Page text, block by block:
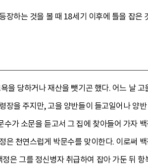
장하는 것을 볼 때 18세기 이후에 틀을 잡은
을 당하거나 재산을 뺏기곤 했다. 어느 날
을 주지만, 고을 양반들이 들고일어나 양
가 소문을 듣고서 그 집에 찾아들어 가자
천연스럽게 박문수를 맞이한다. 이로써
은 그를 정신병자 취급하여 잡아 가둔 뒤